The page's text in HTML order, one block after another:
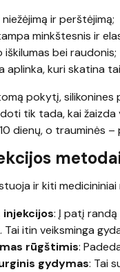
ir perštėjimą;
minkštesnis ir
iškilumas bei raudonis;
aplinka, kuri skatina
pokytį, silikonines
tik tada, kai
dienų, o trauminės –
ir kiti
: Į patį
Tai itin veiksminga
rūgštimis:
gydymas: Tai